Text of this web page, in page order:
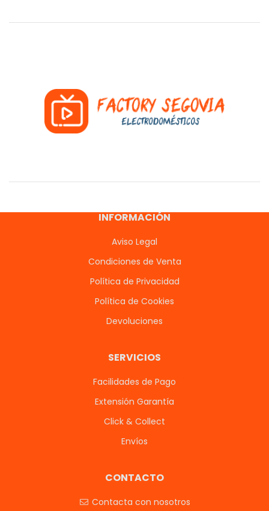
INFORMACIÓN
Aviso Legal
Condiciones de Venta
Política de Privacidad
Política de Cookies
Devoluciones
SERVICIOS
Facilidades de Pago
Extensión Garantía
Click & Collect
Envíos
CONTACTO
Contacta con nosotros